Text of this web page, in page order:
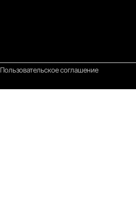
Пользовательское соглашение